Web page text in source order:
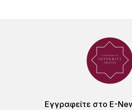
Εγγραφείτε στο E-